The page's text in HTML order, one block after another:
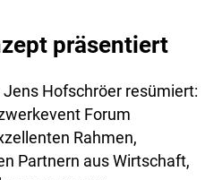
präsentiert
Hofschröer resümiert:
Forum
Rahmen,
Partnern aus Wirtschaft,